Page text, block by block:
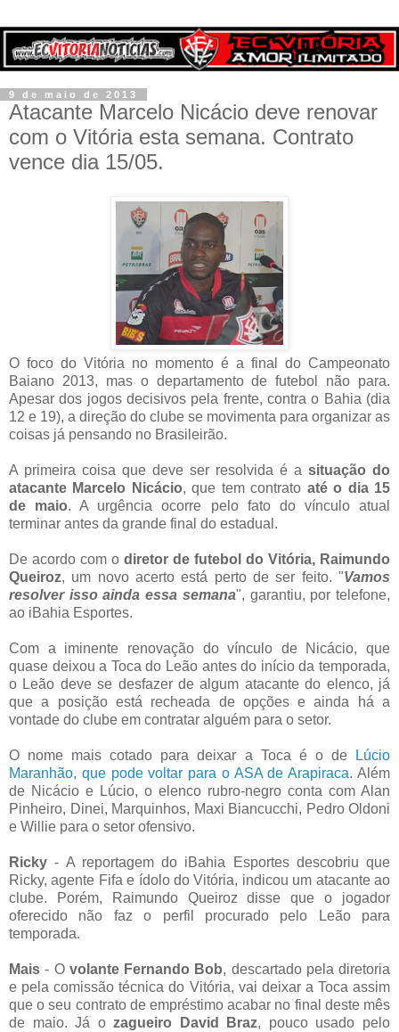
9 de maio de 2013
Atacante Marcelo Nicácio deve renovar
com o Vitória esta semana. Contrato
vence dia 15/05.
O foco do Vitória no momento é a final do Campeonato
Baiano 2013, mas o departamento de futebol não para.
Apesar dos jogos decisivos pela frente, contra o Bahia (dia
12 e 19), a direção do clube se movimenta para organizar as
coisas já pensando no Brasileirão.
A primeira coisa que deve ser resolvida é a situação do
atacante Marcelo Nicácio, que tem contrato até o dia 15
de maio. A urgência ocorre pelo fato do vínculo atual
terminar antes da grande final do estadual.
De acordo com o diretor de futebol do Vitória, Raimundo
Queiroz, um novo acerto está perto de ser feito. "Vamos
resolver isso ainda essa semana", garantiu, por telefone,
ao iBahia Esportes.
Com a iminente renovação do vínculo de Nicácio, que
quase deixou a Toca do Leão antes do início da temporada,
o Leão deve se desfazer de algum atacante do elenco, já
que a posição está recheada de opções e ainda há a
vontade do clube em contratar alguém para o setor.
O nome mais cotado para deixar a Toca é o de
Lúcio
Maranhão, que pode voltar para o ASA de Arapiraca. Além
de Nicácio e Lúcio, o elenco rubro-negro conta com Alan
Pinheiro, Dinei, Marquinhos, Maxi Biancucchi, Pedro Oldoni
e Willie para o setor ofensivo.
Ricky - A reportagem do iBahia Esportes descobriu que
Ricky, agente Fifa e ídolo do Vitória, indicou um atacante ao
clube. Porém, Raimundo Queiroz disse que o jogador
oferecido não faz o perfil procurado pelo Leão para
temporada.
Mais - O volante Fernando Bob, descartado pela diretoria
e pela comissão técnica do Vitória, vai deixar a Toca assim
que o seu contrato de empréstimo acabar no final deste mês
de maio. Já ozagueiro David Braz, pouco usado pelo